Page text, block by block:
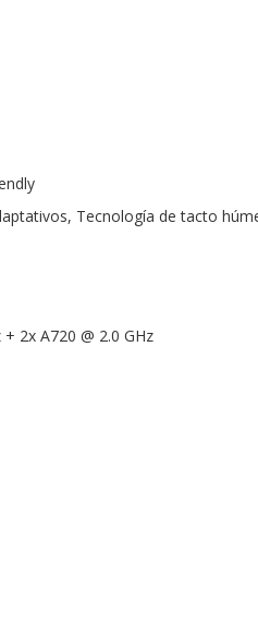
Tecnología de tacto
2x A720 @ 2.0 GHz